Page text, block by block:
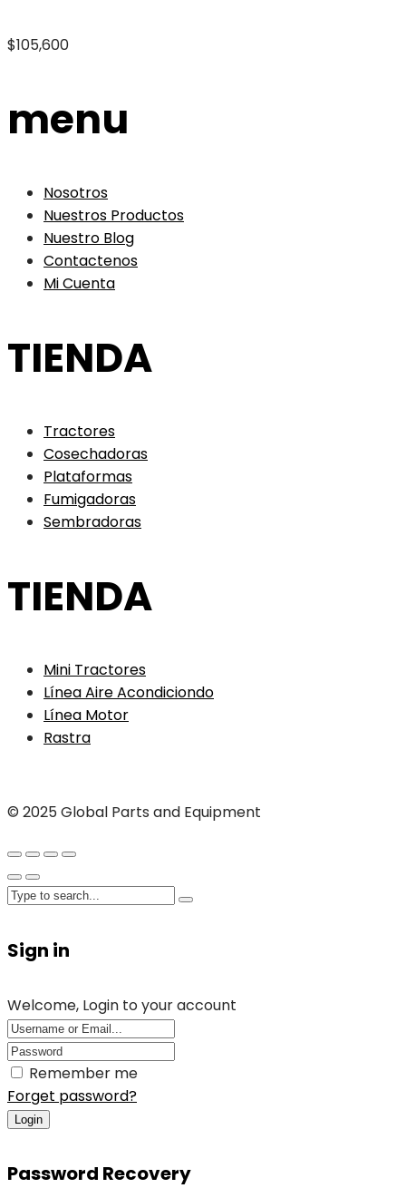
$105,600
menu
Nosotros
Nuestros Productos
Nuestro Blog
Contactenos
Mi Cuenta
TIENDA
Tractores
Cosechadoras
Plataformas
Fumigadoras
Sembradoras
TIENDA
Mini Tractores
Línea Aire Acondiciondo
Línea Motor
Rastra
© 2025 Global Parts and Equipment
Sign in
Welcome, Login to your account
Remember me
Forget password?
Login
Password Recovery